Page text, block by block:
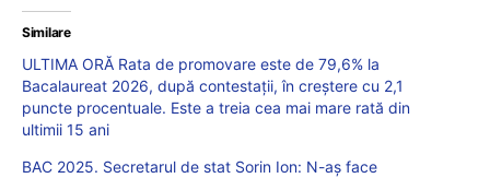
Similare
ULTIMA ORĂ Rata de promovare este de 79,6% la
Bacalaureat 2026, după contestații, în creștere cu 2,1
puncte procentuale. Este a treia cea mai mare rată din
ultimii 15 ani
BAC 2025. Secretarul de stat Sorin Ion: N-aș face